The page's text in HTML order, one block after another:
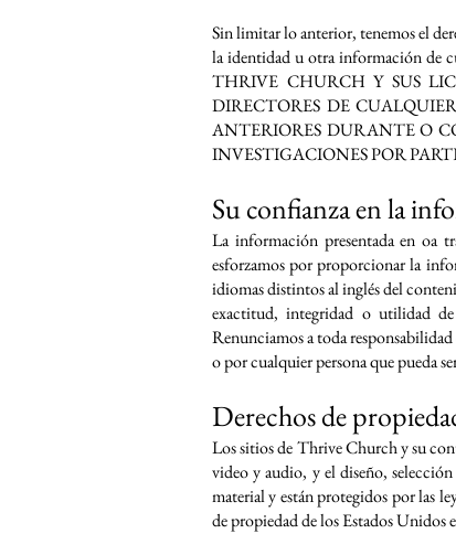
Sin limitar lo anterior, tenemos el
la identidad u otra información de
THRIVE CHURCH Y SUS
DIRECTORES DE
ANTERIORES DURANTE O
INVESTIGACIONES POR
Su confianza en la
La información presentada en oa
esforzamos por proporcionar la
idiomas distintos al inglés del
exactitud, integridad o utilidad
Renunciamos a toda
o por cualquier persona que pueda
Derechos de
Los sitios de Thrive Church y su
video y audio, y el diseño,
material y están protegidos por las
de propiedad de los Estados Unidos